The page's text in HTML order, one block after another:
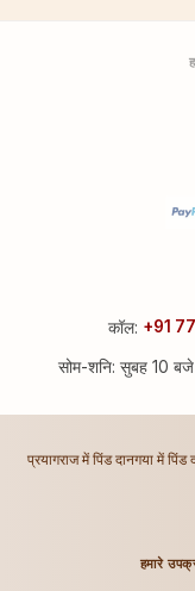
कॉल: +91
सोम-शनि: सुबह 10
प्रयागराज में पिंड दानगया में पिंड
हमारे